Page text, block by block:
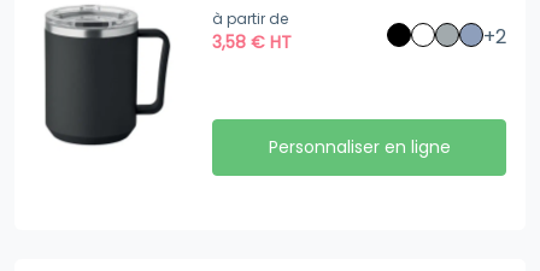
à partir de
3,58€ HT +2
Personnaliser en ligne